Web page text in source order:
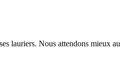
lauriers. Nous attendons mieux au